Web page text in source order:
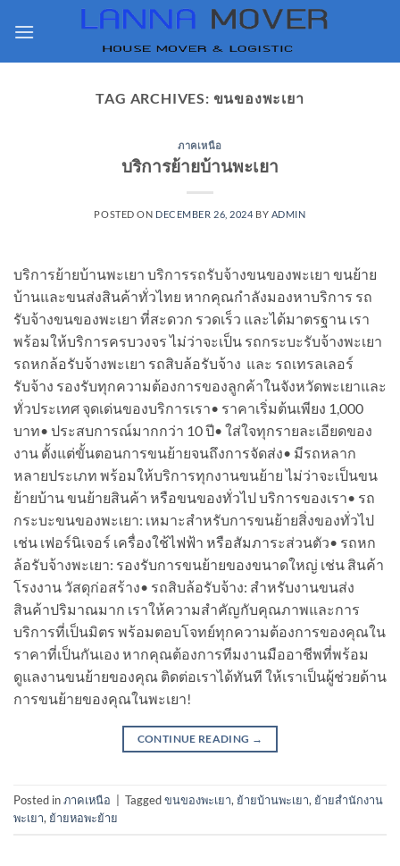
TAG ARCHIVES: ขนของพะเยา
ภาคเหนือ
บริการย้ายบ้านพะเยา
POSTED ON DECEMBER 26, 2024 BY ADMIN
บริการย้ายบ้านพะเยา บริการรถรับจ้างขนของพะเยา ขนย้าย
บ้านและขนส่งสินค้าทั่วไทย หากคุณกำลังมองหาบริการ รถ
รับจ้างขนของพะเยา ที่สะดวก รวดเร็ว และได้มาตรฐาน เรา
พร้อมให้บริการครบวงจร ไม่ว่าจะเป็น รถกระบะรับจ้างพะเยา
รถหกล้อรับจ้างพะเยา รถสิบล้อรับจ้าง และ รถเทรลเลอร์
รับจ้าง รองรับทุกความต้องการของลูกค้าในจังหวัดพะเยาและ
ทั่วประเทศ จุดเด่นของบริการเรา• ราคาเริ่มต้นเพียง 1,000
บาท• ประสบการณ์มากกว่า 10 ปี• ใส่ใจทุกรายละเอียดของ
งาน ตั้งแต่ขั้นตอนการขนย้ายจนถึงการจัดส่ง• มีรถหลาก
หลายประเภท พร้อมให้บริการทุกงานขนย้าย ไม่ว่าจะเป็นขน
ย้ายบ้าน ขนย้ายสินค้า หรือขนของทั่วไป บริการของเรา• รถ
กระบะขนของพะเยา: เหมาะสำหรับการขนย้ายสิ่งของทั่วไป
เช่น เฟอร์นิเจอร์ เครื่องใช้ไฟฟ้า หรือสัมภาระส่วนตัว• รถหก
ล้อรับจ้างพะเยา: รองรับการขนย้ายของขนาดใหญ่ เช่น สินค้า
โรงงาน วัสดุก่อสร้าง• รถสิบล้อรับจ้าง: สำหรับงานขนส่ง
สินค้าปริมาณมาก เราให้ความสำคัญกับคุณภาพและการ
บริการที่เป็นมิตร พร้อมตอบโจทย์ทุกความต้องการของคุณใน
ราคาที่เป็นกันเอง หากคุณต้องการทีมงานมืออาชีพที่พร้อม
ดูแลงานขนย้ายของคุณ ติดต่อเราได้ทันที ให้เราเป็นผู้ช่วยด้าน
การขนย้ายของคุณในพะเยา!
CONTINUE READING →
Posted inภาคเหนือ Taggedขนของพะเยา, ย้ายบ้านพะเยา, ย้ายสำนักงาน
พะเยา, ย้ายหอพะย้าย